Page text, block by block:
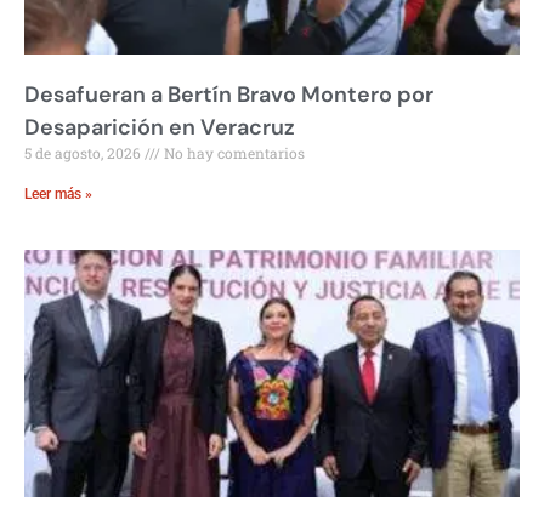
Desafueran a Bertín Bravo Montero por
Desaparición en Veracruz
5 de agosto, 2026 No hay comentarios
Leer más »